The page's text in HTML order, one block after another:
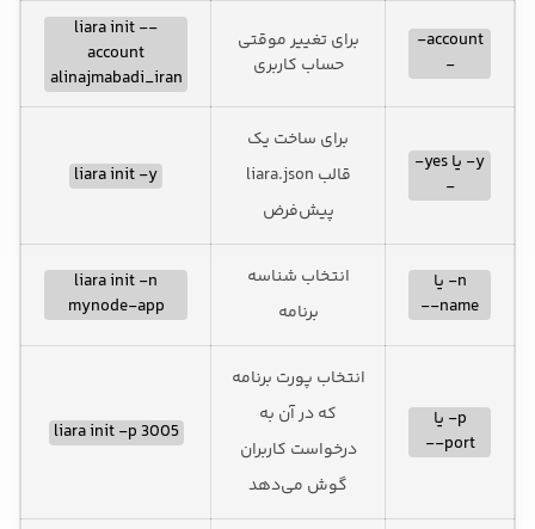
account-
-
برای تغییر موقتی
حساب کاربری
liara init --
account
alinajmabadi_iran
y- یا yes-
-
برای ساخت یک
قالب liara.json
پیش‌فرض
liara init -y
n- یا
name--
انتخاب شناسه
برنامه
liara init -n
mynode-app
p- یا
port--
انتخاب پورت برنامه
که در آن به
درخواست کاربران
گوش می‌دهد
liara init -p 3005